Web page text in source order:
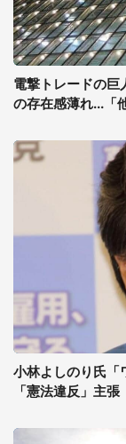
電撃トレードの巨
の存在感薄れ...「
小林よしのり氏「
「憲法違反」主張